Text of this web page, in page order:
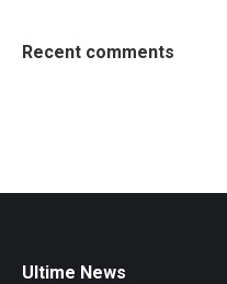
Recent comments
Ultime News